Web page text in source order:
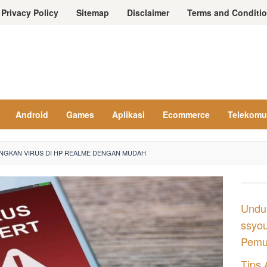
Privacy Policy Sitemap Disclaimer Terms and
Android Games Aplikasi Ecommerce
VIRUS DI HP REALME DENGAN MUDAH